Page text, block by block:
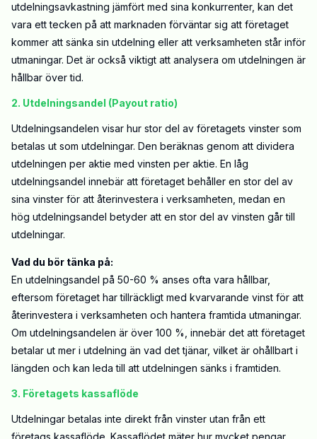
utdelningsavkastning jämfört med sina konkurrenter, kan det
vara ett tecken på att marknaden förväntar sig att företaget
kommer att sänka sin utdelning eller att verksamheten står inför
utmaningar. Det är också viktigt att analysera om utdelningen är
hållbar över tid.
2. Utdelningsandel (Payout ratio)
Utdelningsandelen visar hur stor del av företagets vinster som
betalas ut som utdelningar. Den beräknas genom att dividera
utdelningen per aktie med vinsten per aktie. En låg
utdelningsandel innebär att företaget behåller en stor del av
sina vinster för att återinvestera i verksamheten, medan en
hög utdelningsandel betyder att en stor del av vinsten går till
utdelningar.
Vad du bör tänka på:
En utdelningsandel på 50-60 % anses ofta vara hållbar,
eftersom företaget har tillräckligt med kvarvarande vinst för att
återinvestera i verksamheten och hantera framtida utmaningar.
Om utdelningsandelen är över 100 %, innebär det att företaget
betalar ut mer i utdelning än vad det tjänar, vilket är ohållbart i
längden och kan leda till att utdelningen sänks i framtiden.
3. Företagets kassaflöde
Utdelningar betalas inte direkt från vinster utan från ett
företags kassaflöde. Kassaflödet mäter hur mycket pengar